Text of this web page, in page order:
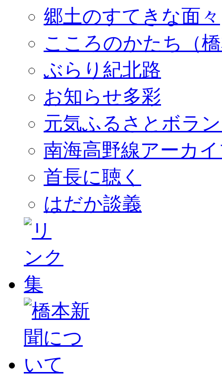
郷土のすてきな面々
こころのかたち（
ぶらり紀北路
お知らせ多彩
元気ふるさとボラ
南海高野線アーカ
首長に聴く
はだか談義